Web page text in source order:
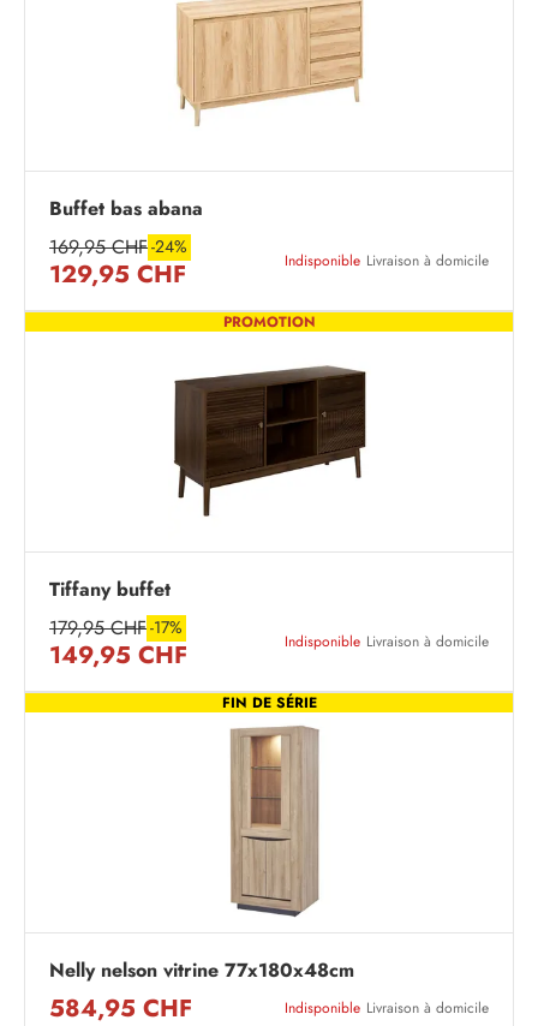
Buffet bas abana
169,95 CHF-24%
129,95 CHF Indisponible Livraison à domicile
PROMOTION
Tiffany buffet
179,95 CHF-17%
149,95 CHF Indisponible Livraison à domicile
FIN DE SÉRIE
Nelly nelson vitrine 77x180x48cm
584,95 CHF Indisponible Livraison à domicile